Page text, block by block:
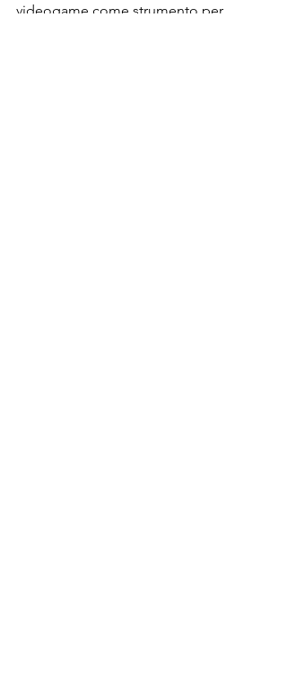
videogame come strumento per